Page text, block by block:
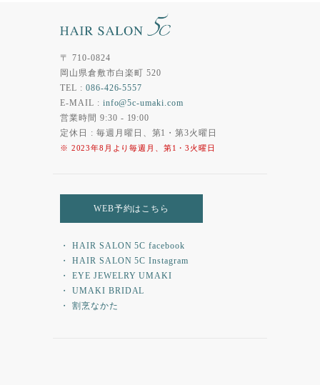
〒 710-0824
岡山県倉敷市白楽町 520
TEL : 086-426-5557
E-MAIL : info@5c-umaki.com
営業時間 9:30 - 19:00
定休日 : 毎週月曜日、第1・第3火曜日
※ 2023年8月より毎週月、第1・3火曜日
WEB予約はこちら
・ HAIR SALON 5C facebook
・ HAIR SALON 5C Instagram
・ EYE JEWELRY UMAKI
・ UMAKI BRIDAL
・ 割烹なかた